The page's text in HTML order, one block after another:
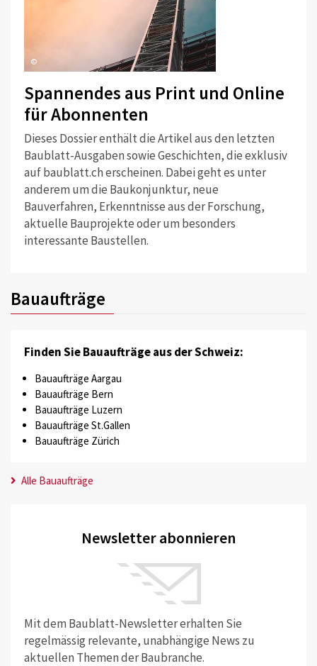
©
Spannendes aus Print und Online
für Abonnenten
Dieses Dossier enthält die Artikel aus den letzten
Baublatt-Ausgaben sowie Geschichten, die exklusiv
auf baublatt.ch erscheinen. Dabei geht es unter
anderem um die Baukonjunktur, neue
Bauverfahren, Erkenntnisse aus der Forschung,
aktuelle Bauprojekte oder um besonders
interessante Baustellen.
Bauaufträge
Finden Sie Bauaufträge aus der Schweiz:
Bauaufträge Aargau
Bauaufträge Bern
Bauaufträge Luzern
Bauaufträge St.Gallen
Bauaufträge Zürich
Alle Bauaufträge
Newsletter abonnieren
Mit dem Baublatt-Newsletter erhalten Sie
regelmässig relevante, unabhängige News zu
aktuellen Themen der Baubranche.